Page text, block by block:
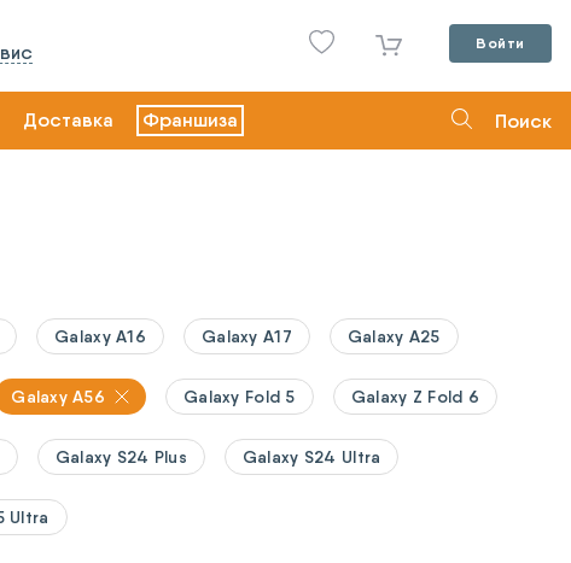
Войти
Доставка Франшиза Поиск
Galaxy A16 Galaxy A17 Galaxy A25
Galaxy A56 Galaxy Fold 5 Galaxy Z Fold 6
Galaxy S24 Plus Galaxy S24 Ultra
Ultra